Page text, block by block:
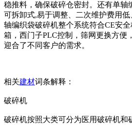
稳推料，确保破碎仓密封。还有单轴
可拆卸式,易于调整、二次维护费用
轴编织袋破碎机整个系统符合CE安
箱，西门子PLC控制，筛网更换方便
迎合了不同客户的需求。
相关建材词条解释：
破碎机
破碎机按照大类可分为医用破碎机和